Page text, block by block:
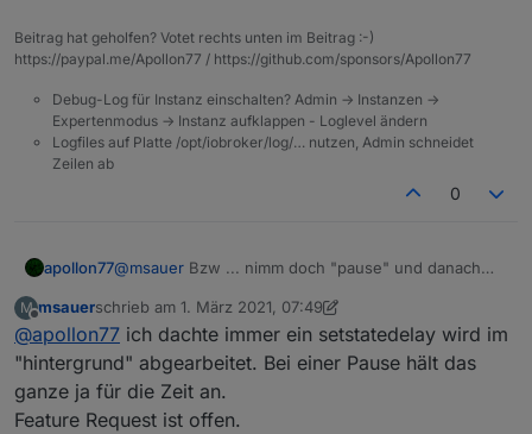
Beitrag hat geholfen? Votet rechts unten im Beitrag :-)
https://paypal.me/Apollon77 / https://github.com/sponsors/Apollon77
Debug-Log für Instanz einschalten? Admin -> Instanzen ->
Expertenmodus -> Instanz aufklappen - Loglevel ändern
Logfiles auf Platte /opt/iobroker/log/… nutzen, Admin schneidet
Zeilen ab
0
apollon77@msauer Bzw ... nimm doch "pause" und danach
M
Offline
msauerschrieb am 1. März 2021, 07:49
zuletzt editiert von msauer 3. Jan. 2021, 08:50
@apollon77 ich dachte immer ein setstatedelay wird im
"hintergrund" abgearbeitet. Bei einer Pause hält das
ganze ja für die Zeit an.
Feature Request ist offen.